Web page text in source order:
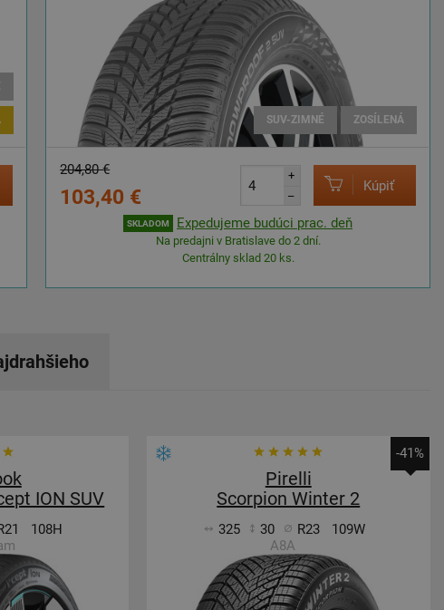
SUV-ZIMNÉ ZOSÍLENÁ
204,80 €
103,40 €
+
–
Kúpiť
SKLADOM Expedujeme budúci prac. deň
Na predajni v Bratislave do 2 dní.
Centrálny sklad 20 ks.
ION SUV
108H
-41%
Pirelli
Scorpion Winter 2
325 30 R23
109W
A8A